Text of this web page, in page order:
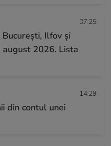
07:25
Ilfov și
2026. Lista
14:29
din contul unei